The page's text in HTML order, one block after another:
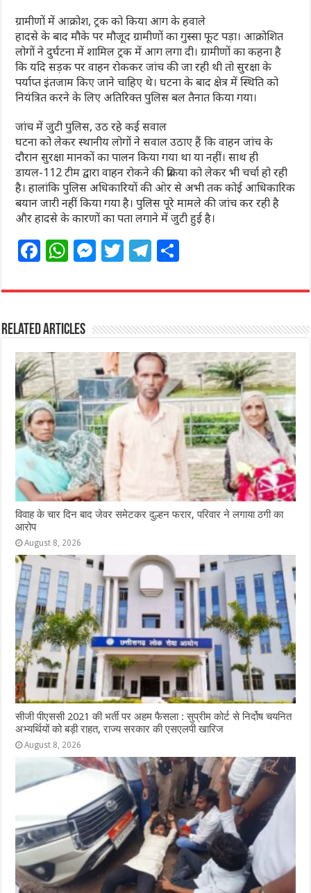
ग्रामीणों में आक्रोश, ट्रक को किया आग के हवाले
हादसे के बाद मौके पर मौजूद ग्रामीणों का गुस्सा फूट पड़ा। आक्रोशित
लोगों ने दुर्घटना में शामिल ट्रक में आग लगा दी। ग्रामीणों का कहना है
कि यदि सड़क पर वाहन रोककर जांच की जा रही थी तो सुरक्षा के
पर्याप्त इंतजाम किए जाने चाहिए थे। घटना के बाद क्षेत्र में स्थिति को
नियंत्रित करने के लिए अतिरिक्त पुलिस बल तैनात किया गया।
जांच में जुटी पुलिस, उठ रहे कई सवाल
घटना को लेकर स्थानीय लोगों ने सवाल उठाए हैं कि वाहन जांच के
दौरान सुरक्षा मानकों का पालन किया गया था या नहीं। साथ ही
डायल-112 टीम द्वारा वाहन रोकने की प्रक्रिया को लेकर भी चर्चा हो रही
है। हालांकि पुलिस अधिकारियों की ओर से अभी तक कोई आधिकारिक
बयान जारी नहीं किया गया है। पुलिस पूरे मामले की जांच कर रही है
और हादसे के कारणों का पता लगाने में जुटी हुई है।
F
c
e
b
o
o
k
W
at
s
A
p
p
M
ss
n
g
e
r
T
itt
r
T
e
ra
m
ar
Related Articles
विवाह के चार दिन बाद जेवर समेटकर दुल्हन फरार, परिवार ने लगाया ठगी का
आरोप
August 8, 2026
सीजी पीएससी 2021 की भर्ती पर अहम फैसला : सुप्रीम कोर्ट से निर्दोष चयनित
अभ्यर्थियों को बड़ी राहत, राज्य सरकार की एसएलपी खारिज
August 8, 2026